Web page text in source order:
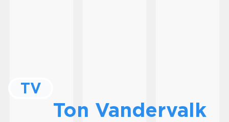
TV
Ton Vandervalk